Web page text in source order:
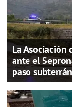
La Asociación
ante el
paso